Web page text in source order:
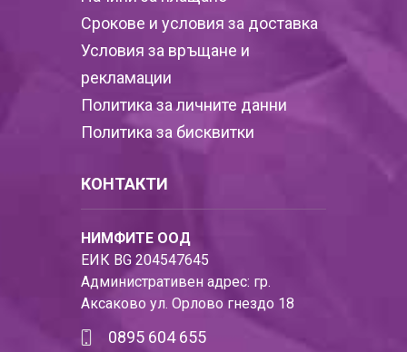
Срокове и условия за доставка
Условия за връщане и
рекламации
Политика за личните данни
Политика за бисквитки
КОНТАКТИ
НИМФИТЕ ООД
ЕИК BG 204547645
Административен адрес: гр.
Аксаково ул. Орлово гнездо 18
0895 604 655